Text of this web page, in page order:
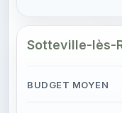
Sotteville-lès-